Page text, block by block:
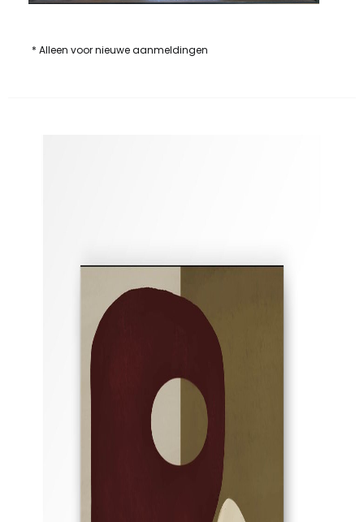
* Alleen voor nieuwe aanmeldingen